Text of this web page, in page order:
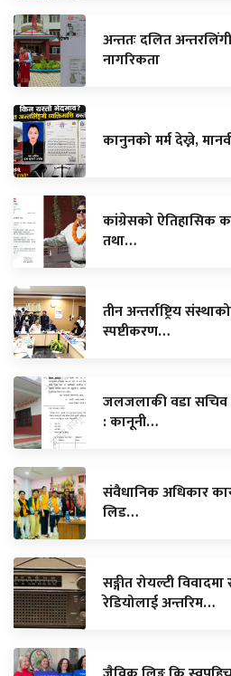
अन्ततः दलित
नागरिकता
कानुनको मर्म देख्ने,
कांग्रेसको ऐतिहासिक
तथा…
तीन अन्तर्राष्ट्रिय
स्पष्टीकरण…
जलजलाकी वडा सचिव
: कानूनी…
संवैधानिक अधिकार
लिड…
सङ्गीत रोयल्टी
रेडियोलाई अन्तरिम…